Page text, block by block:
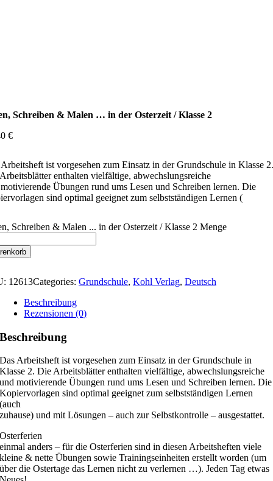
Schreiben & Malen … in der Osterzeit / Klasse 2
€
ist vorgesehen zum Einsatz in der Grundschule in Klasse 2.
enthalten vielfältige, abwechslungsreiche
Übungen rund ums Lesen und Schreiben lernen. Die
sind optimal geeignet zum selbstständigen Lernen (
Schreiben & Malen ... in der Osterzeit / Klasse 2 Menge
12613Categories: Grundschule, Kohl Verlag, Deutsch
Beschreibung
Rezensionen (0)
Beschreibung
Das Arbeitsheft ist vorgesehen zum Einsatz in der Grundschule in
Klasse 2. Die Arbeitsblätter enthalten vielfältige, abwechslungsreiche
und motivierende Übungen rund ums Lesen und Schreiben lernen. Die
Kopiervorlagen sind optimal geeignet zum selbstständigen Lernen
(auch
zuhause) und mit Lösungen – auch zur Selbstkontrolle – ausgestattet.
Osterferien
einmal anders – für die Osterferien sind in diesen Arbeitsheften viele
kleine & nette Übungen sowie Trainingseinheiten erstellt worden (um
über die Ostertage das Lernen nicht zu verlernen …). Jeden Tag etwas